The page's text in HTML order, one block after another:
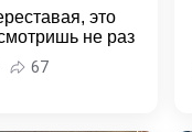
это
не раз
67